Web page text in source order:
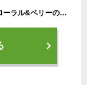
Diane(ダイアン) ダイアン シャンプー [ツヤ髪] フローラル&ベリーの香り パーフェクトビューティ エクストラシャイン 450ml